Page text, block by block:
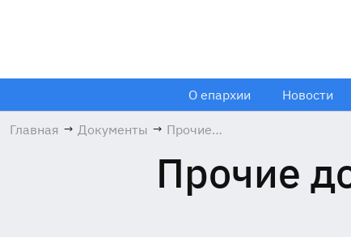
О епархии Новости
Главная → Документы → Прочие
Прочие